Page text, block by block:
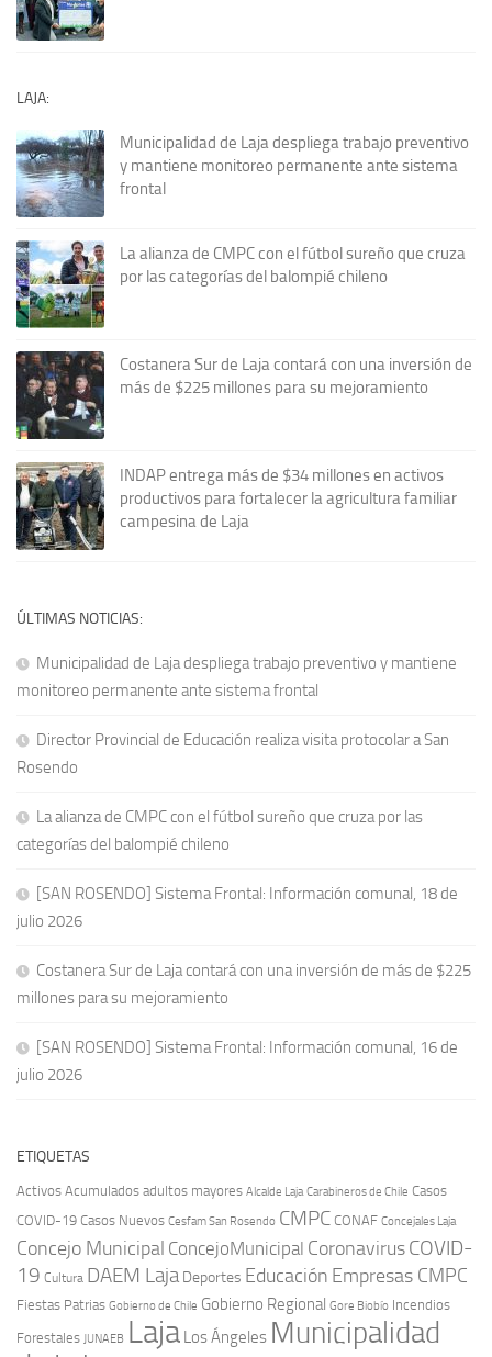
LAJA:
Municipalidad de Laja despliega trabajo preventivo
y mantiene monitoreo permanente ante sistema
frontal
La alianza de CMPC con el fútbol sureño que cruza
por las categorías del balompié chileno
Costanera Sur de Laja contará con una inversión de
más de $225 millones para su mejoramiento
INDAP entrega más de $34 millones en activos
productivos para fortalecer la agricultura familiar
campesina de Laja
ÚLTIMAS NOTICIAS:
Municipalidad de Laja despliega trabajo preventivo y mantiene
monitoreo permanente ante sistema frontal
Director Provincial de Educación realiza visita protocolar a San
Rosendo
La alianza de CMPC con el fútbol sureño que cruza por las
categorías del balompié chileno
[SAN ROSENDO] Sistema Frontal: Información comunal, 18 de
julio 2026
Costanera Sur de Laja contará con una inversión de más de $225
millones para su mejoramiento
[SAN ROSENDO] Sistema Frontal: Información comunal, 16 de
julio 2026
ETIQUETAS
Activos Acumulados adultos mayores Alcalde Laja Carabineros de Chile Casos
COVID-19 Casos Nuevos Cesfam San Rosendo CMPC CONAF Concejales Laja
Concejo Municipal ConcejoMunicipal CoronavirusCOVID-
19 Cultura DAEM Laja Deportes Educación Empresas CMPC
Fiestas Patrias Gobierno de Chile Gobierno Regional Gore Biobío Incendios
Forestales JUNAEB Laja Los Ángeles Municipalidad